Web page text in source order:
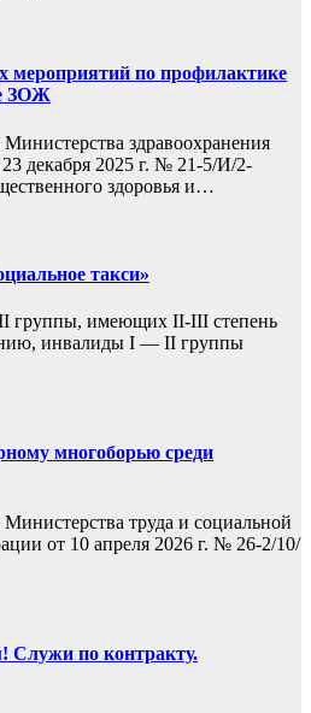
мероприятий по профилактике
ЗОЖ
здравоохранения
декабря 2025 г. № 21-5/И/2-
здоровья и…
такси»
группы, имеющих II-III степень
инвалиды I — II группы
многоборью среди
труда и социальной
от 10 апреля 2026 г. № 26-2/10/
Служи по контракту.